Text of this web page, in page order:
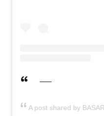
A post shared by